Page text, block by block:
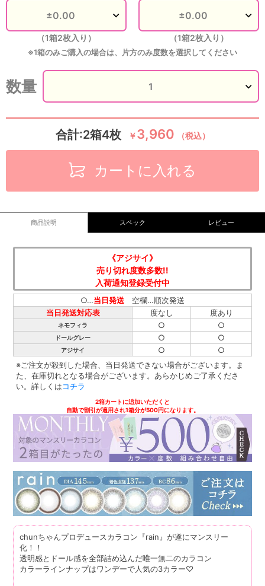
（1箱2枚入り） （1箱2枚入り）
※1箱のみご購入の場合は、片方のみ度数を選択してください
数量
合計:2箱4枚 ￥3,960 （税込）
カートに入れる
商品説明 スペック レビュー
《アジサイ》
売り切れ度数多数!!
入荷通知登録受付中
○…当日発送 空欄…順次発送
当日発送対応表
度なし 度あり
ネモフィラ ○ ○
ドールグレー ○ ○
アジサイ ○
○
※ご注文が殺到した場合、当日発送できない場合がございます。ま
た、在庫切れとなる場合がございます。あらかじめご了承くださ
い。詳しくはコチラ
2箱カートに追加いただくと
自動で割引が適用され1箱分が500円になります。
chunちゃんプロデュースカラコン『rain』が遂にマンスリー
化！！
透明感とドール感を全部詰め込んだ唯一無二のカラコン
カラーラインナップはワンデーで人気の3カラー♡